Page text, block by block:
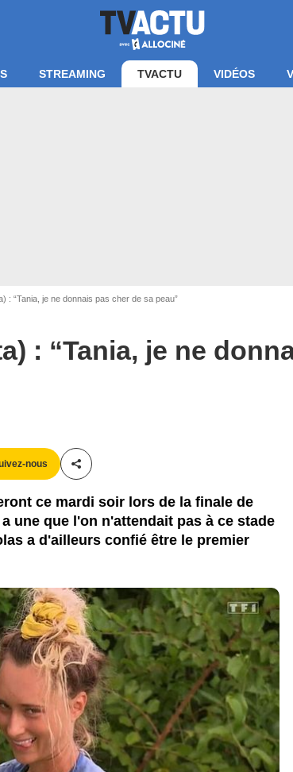
STREAMING TVACTU VIDÉOS
: “Tania, je ne donnais pas cher de sa peau”
: “Tania, je ne
nous
Partager cet article
ce mardi soir lors de la finale de
une que l'on n'attendait pas à ce stade
a d'ailleurs confié être le premier
TF1